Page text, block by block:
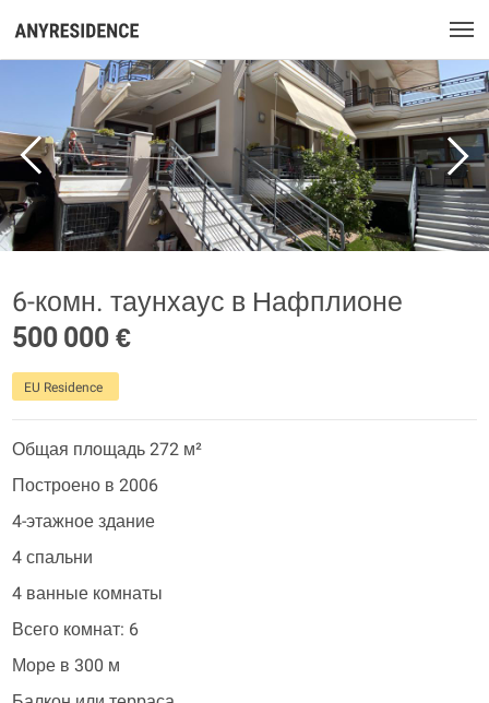
6-комн. таунхаус в Нафплионе
500 000 €
EU Residence
Общая площадь 272 м²
Построено в 2006
4-этажное здание
4 спальни
4 ванные комнаты
Всего комнат: 6
Море в 300 м